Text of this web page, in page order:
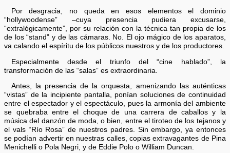
Por desgracia, no queda en esos elementos el dominio
“hollywoodense” –cuya presencia pudiera excusarse,
“extralógicamente”, por su relación con la técnica tan propia de los
de los “stand” y de las cámaras. No. El ojo mágico de los aparatos,
va calando el espíritu de los públicos nuestros y de los productores.
Especialmente desde el triunfo del “cine hablado”, la
transformación de las “salas” es extraordinaria.
Antes, la presencia de la orquesta, amenizando las auténticas
“vistas” de la incipiente pantalla, ponían soluciones de continuidad
entre el espectador y el espectáculo, pues la armonía del ambiente
se quebraba entre el choque de una carrera de caballos y la
música del danzón de moda, o bien, entre el tiroteo de los tejanos y
el vals “Río Rosa” de nuestros padres. Sin embargo, ya entonces
se podían advertir en nuestras calles, copias extravagantes de Pina
Menichelli o Pola Negri, y de Eddie Polo o William Duncan.